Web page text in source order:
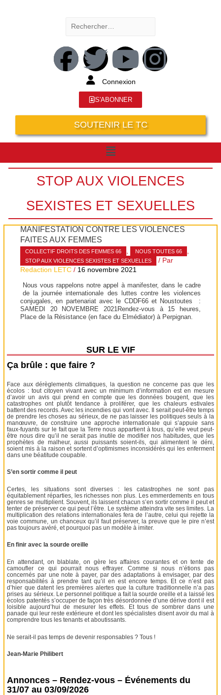
Connexion
S'ABONNER
SOUTENIR LE TC
STOP AUX VIOLENCES
SEXISTES ET SEXUELLES
MANIFESTATION CONTRE LES VIOLENCES
FAITES AUX FEMMES
COLLECTIF DROITS DES FEMMES 66 , NOUS TOUTES 66 ,
STOP AUX VIOLENCES SEXISTES ET SEXUELLES
/ Par
Redaction LETC / 16 novembre 2021
Nous vous rappelons notre appel à manifester, dans le cadre
de la journée internationale des luttes contre les violences
conjugales, en partenariat avec le CDDF66 et Noustoutes :
SAMEDI 20 NOVEMBRE 2021Rendez-vous à 15 heures,
Place de la Résistance (en face du Elmédiator) à Perpignan.
SUR LE VIF
Ça brûle : que faire ?
Face aux dérèglements climatiques, la question ne concerne pas que les
écolos : tout citoyen vivant avec un minimum d’information est en mesure
d’avoir un avis qui prend en compte que les données bougent, que les
catastrophes ont plutôt tendance à proliférer, que les chaleurs estivales
battent des records. Avec les incendies qui vont avec. Il serait peut-être temps
de prendre les choses au sérieux, de ne pas laisser les politiques seuls à la
manœuvre, de construire une approche internationale qui s’appuie sans
faux-fuyants sur le fait que la Terre nous appartient à tous, qu’elle veut peut-
être nous dire qu’il ne serait pas inutile de modifier nos habitudes, que les
prophètes de malheur, aussi puissants soient-ils, qui alimentent le déni,
soient mis à la raison et sortent d’optimismes inconsidérés qui les enferment
dans une béatitude coupable.
S’en sortir comme il peut
Certes, les situations sont diverses : les catastrophes ne sont pas
équitablement réparties, les richesses non plus. Les emmerdements en tous
genres se multiplient. Souvent, ils laissent chacun s’en sortir comme il peut et
tenter de préserver ce qui peut l’être. Le système atteindra vite ses limites. La
multiplication des relations internationales fera de l’autre, celui qui rejette la
voie commune, un chanceux qu’il faut préserver, la preuve que le pire n’est
pas toujours avéré, et pourquoi pas un modèle à imiter.
En finir avec la sourde oreille
En attendant, on blablate, on gère les affaires courantes et on tente de
camoufler ce qui pourrait nous effrayer. Comme si nous n’étions pas
concernés par une note à payer, par des adaptations à envisager, par des
responsabilités à prendre tant qu’il en est encore temps. Et ce n’est pas
d’hier que datent les premières alertes que la culture traditionnelle n’a pas
prises au sérieux. Le personnel politique a fait la sourde oreille et a laissé les
écolos patentés s’occuper de façon très désordonnée d’une dérive dont il est
loisible aujourd’hui de mesurer les effets. Et tous de sombrer dans une
panade qui leur reste extérieure et dont les spécialistes disent avoir du mal à
comprendre tous les tenants et aboutissants.
Ne serait-il pas temps de devenir responsables ? Tous !
Jean-Marie Philibert
Annonces – Rendez-vous – Événements du
31/07 au 03/09/2026